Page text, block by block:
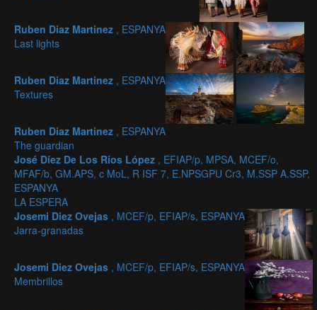
Ruben Diaz Martinez , ESPANYA
Last lights
Ruben Diaz Martinez , ESPANYA
Textures
Ruben Diaz Martinez , ESPANYA
The guardian
José Díez De Los Ríos López , EFIAP/p, MPSA, MCEF/o,
MFAF/b, GM.APS, c MoL, R ISF 7, E.NPSGPU Cr3, M.SSP A.SSP,
ESPANYA
LA ESPERA
Josemi Diez Ovejas , MCEF/p, EFIAP/s, ESPANYA
Jarra-granadas
Josemi Diez Ovejas , MCEF/p, EFIAP/s, ESPANYA
Membrillos